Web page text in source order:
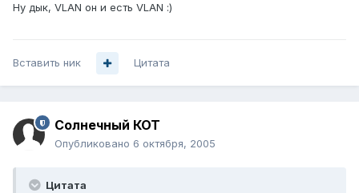
Ну дык, VLAN он и есть VLAN :)
Вставить ник Цитата
Солнечный КОТ
Опубликовано 6 октября, 2005
Цитата